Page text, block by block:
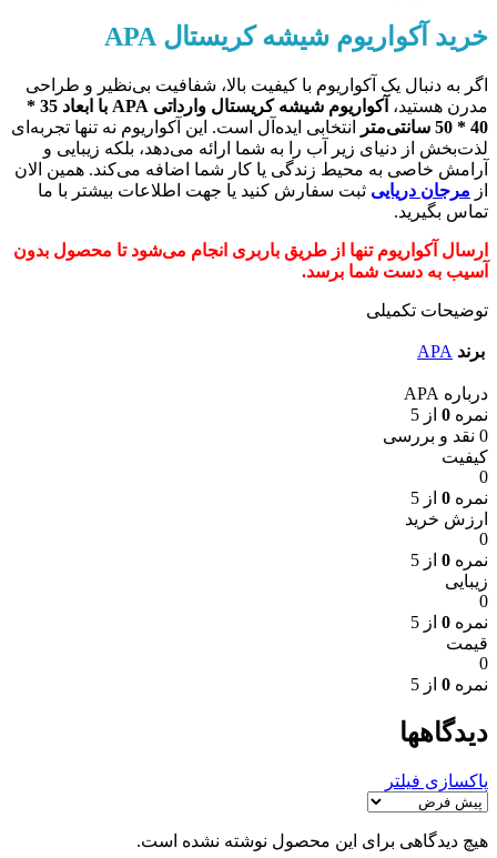
خرید آکواریوم شیشه کریستال APA
اگر به دنبال یک آکواریوم با کیفیت بالا، شفافیت بی‌نظیر و طراحی
مدرن هستید،
آکواریوم شیشه کریستال وارداتی APA با ابعاد 35 *
40 * 50 سانتی‌متر
انتخابی ایده‌آل است. این آکواریوم نه تنها تجربه‌ای
لذت‌بخش از دنیای زیر آب را به شما ارائه می‌دهد، بلکه زیبایی و
آرامش خاصی به محیط زندگی یا کار شما اضافه می‌کند. همین الان
از مرجان دریایی ثبت سفارش کنید یا جهت اطلاعات بیشتر با ما
تماس بگیرید.
ارسال آکواریوم تنها از طریق باربری انجام می‌شود تا محصول بدون
آسیب به دست شما برسد.
توضیحات تکمیلی
برند APA
درباره APA
نمره 0 از 5
0 نقد و بررسی
کیفیت
0
نمره 0 از 5
ارزش خرید
0
نمره 0 از 5
زیبایی
0
نمره 0 از 5
قیمت
0
نمره 0 از 5
دیدگاهها
پاکسازی فیلتر
هیچ دیدگاهی برای این محصول نوشته نشده است.